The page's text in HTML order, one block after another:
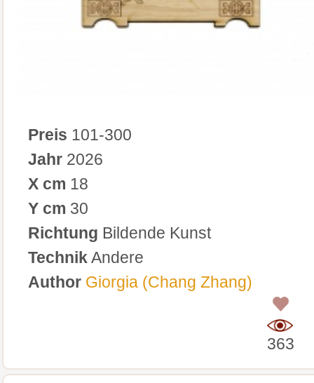
Preis 101-300
Jahr 2026
X cm 18
Y cm 30
Richtung Bildende Kunst
TechnikAndere
Author Giorgia (Chang Zhang)
363